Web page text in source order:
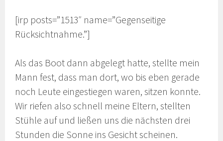
[irp posts=”1513″ name=”Gegenseitige
Rücksichtnahme.”]
Als das Boot dann abgelegt hatte, stellte mein
Mann fest, dass man dort, wo bis eben gerade
noch Leute eingestiegen waren, sitzen konnte.
Wir riefen also schnell meine Eltern, stellten
Stühle auf und ließen uns die nächsten drei
Stunden die Sonne ins Gesicht scheinen.